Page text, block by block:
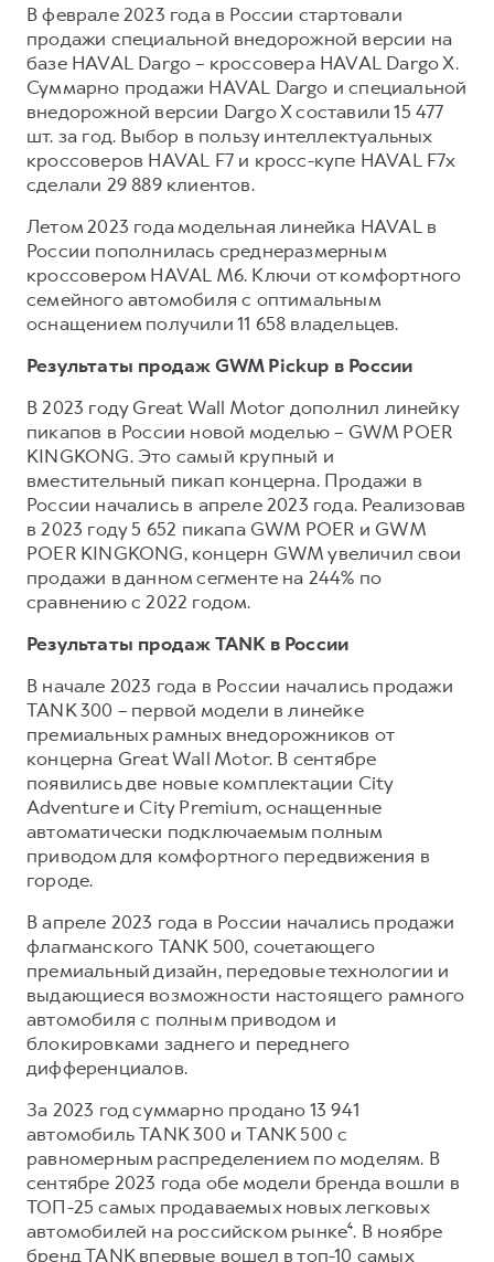
В феврале 2023 года в России стартовали
продажи специальной внедорожной версии на
базе HAVAL Dargo – кроссовера HAVAL Dargo X.
Суммарно продажи HAVAL Dargo и специальной
внедорожной версии Dargo X составили 15 477
шт. за год. Выбор в пользу интеллектуальных
кроссоверов HAVAL F7 и кросс-купе HAVAL F7x
сделали 29 889 клиентов.
Летом 2023 года модельная линейка HAVAL в
России пополнилась среднеразмерным
кроссовером HAVAL M6. Ключи от комфортного
семейного автомобиля с оптимальным
оснащением получили 11 658 владельцев.
Результаты продаж GWM Pickup в России
В 2023 году Great Wall Motor дополнил линейку
пикапов в России новой моделью – GWM POER
KINGKONG. Это самый крупный и
вместительный пикап концерна. Продажи в
России начались в апреле 2023 года. Реализовав
в 2023 году 5 652 пикапа GWM POER и GWM
POER KINGKONG, концерн GWM увеличил свои
продажи в данном сегменте на 244% по
сравнению с 2022 годом.
Результаты продаж TANK в России
В начале 2023 года в России начались продажи
TANK 300 – первой модели в линейке
премиальных рамных внедорожников от
концерна Great Wall Motor. В сентябре
появились две новые комплектации City
Adventure и City Premium, оснащенные
автоматически подключаемым полным
приводом для комфортного передвижения в
городе.
В апреле 2023 года в России начались продажи
флагманского TANK 500, сочетающего
премиальный дизайн, передовые технологии и
выдающиеся возможности настоящего рамного
автомобиля с полным приводом и
блокировками заднего и переднего
дифференциалов.
За 2023 год суммарно продано 13 941
автомобиль TANK 300 и TANK 500 с
равномерным распределением по моделям. В
сентябре 2023 года обе модели бренда вошли в
ТОП-25 самых продаваемых новых легковых
автомобилей на российском рынке⁴. В ноябре
бренд TANK впервые вошел в топ-10 самых